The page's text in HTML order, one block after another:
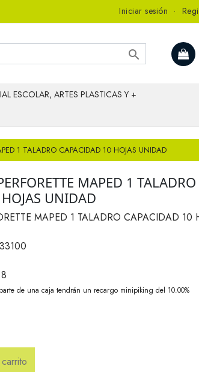
Iniciar sesión ·

ESCOLAR, ARTES PLASTICAS Y +
1 TALADRO CAPACIDAD 10 HOJAS UNIDAD
MAPED 1 TALADRO
UNIDAD
MAPED 1 TALADRO CAPACIDAD 10
de una caja tendrán un recargo minipiking del 10.00%